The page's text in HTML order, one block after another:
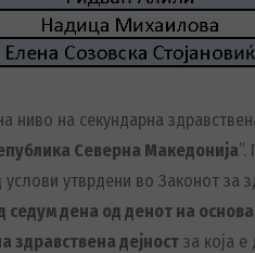
ниво на секундарна
Северна Македонија”.
утврдени во Законот за
седум дена од денот на
здравствена дејност за која